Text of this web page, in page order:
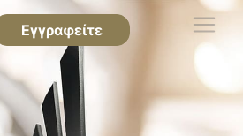
Εγγραφείτε